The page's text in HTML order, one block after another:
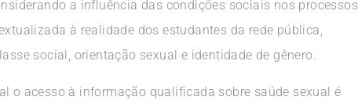
a influência das condições sociais nos processos
à realidade dos estudantes da rede pública,
social, orientação sexual e identidade de gênero.
o acesso à informação qualificada sobre saúde sexual é